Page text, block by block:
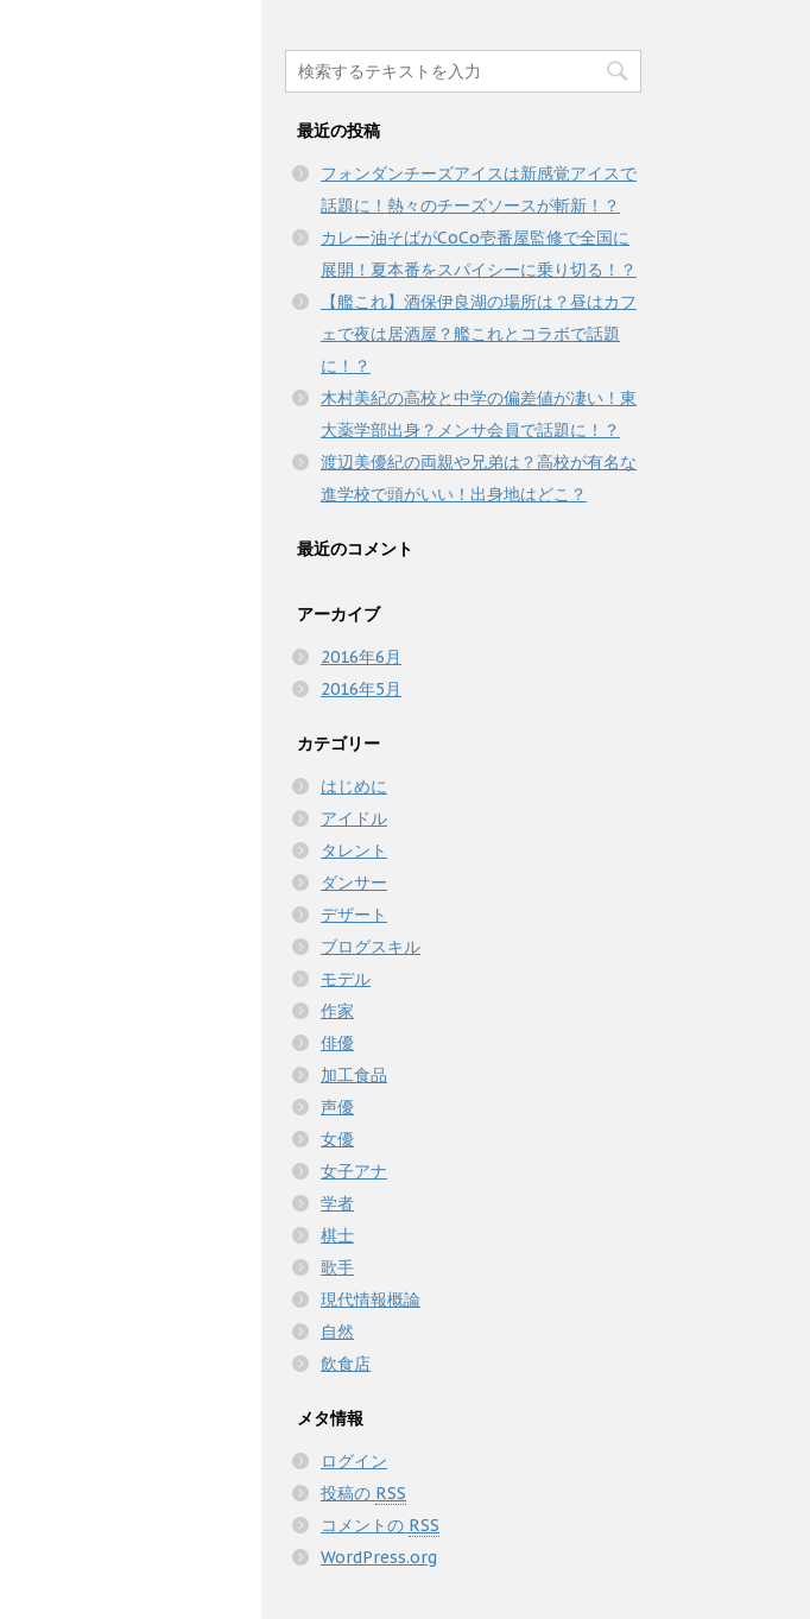
最近の投稿
フォンダンチーズアイスは新感覚アイスで
話題に！熱々のチーズソースが斬新！？
カレー油そばがCoCo壱番屋監修で全国に
展開！夏本番をスパイシーに乗り切る！？
【艦これ】酒保伊良湖の場所は？昼はカフ
ェで夜は居酒屋？艦これとコラボで話題
に！？
木村美紀の高校と中学の偏差値が凄い！東
大薬学部出身？メンサ会員で話題に！？
渡辺美優紀の両親や兄弟は？高校が有名な
進学校で頭がいい！出身地はどこ？
最近のコメント
アーカイブ
2016年6月
2016年5月
カテゴリー
はじめに
アイドル
タレント
ダンサー
デザート
ブログスキル
モデル
作家
俳優
加工食品
声優
女優
女子アナ
学者
棋士
歌手
現代情報概論
自然
飲食店
メタ情報
ログイン
投稿の RSS
コメントの RSS
WordPress.org